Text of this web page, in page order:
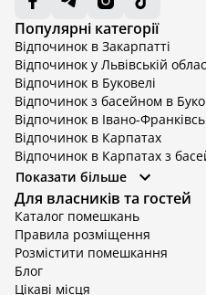
Популярні категорії
Відпочинок в Закарпатті
Відпочинок у Львівській
Відпочинок в Буковелі
Відпочинок з басейном в
Відпочинок в Івано-
Відпочинок в Карпатах
Відпочинок в Карпатах з
Відпочинок в Київській області
Відпочинок в Київській
Відпочинок в Тернопільській
Відпочинок у Вінницькій
Відпочинок в Яремче
Відпочинок у Львівській
Відпочинок з басейном в
Показати більше
Для власників та гостей
Каталог помешкань
Правила розміщення
Розмістити помешкання
Блог
Цікаві місця